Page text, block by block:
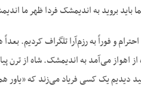
بروید به اندیمشک فردا ظهر ما
و فوراً به رزم‌آرا تلگراف
تعیین کرده بودند. ساعت ۱۲ ترن تازه از اهواز
دیدیم یک کسی فریاد می‌زند که «یاور